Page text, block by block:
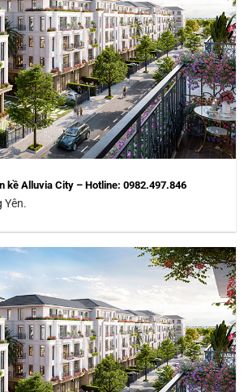
kề Alluvia City – Hotline: 0982.497.846
Yên.